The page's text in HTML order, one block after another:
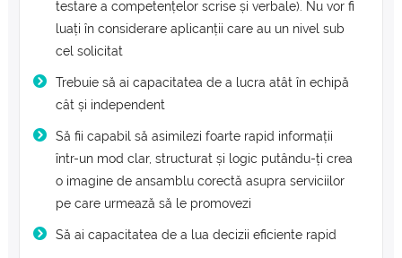
testare a competențelor scrise și verbale). Nu vor fi
luați în considerare aplicanții care au un nivel sub
cel solicitat
Trebuie să ai capacitatea de a lucra atât în echipă
cât și independent
Să fii capabil să asimilezi foarte rapid informații
într-un mod clar, structurat și logic putându-ți crea
o imagine de ansamblu corectă asupra serviciilor
pe care urmează să le promovezi
Să ai capacitatea de a lua decizii eficiente rapid